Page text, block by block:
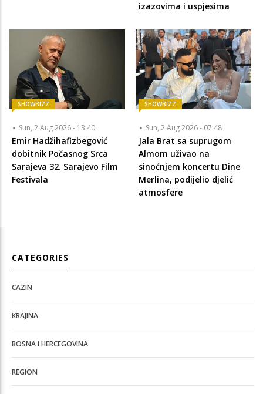
izazovima i uspjesima
SHOWBIZZ
Sun, 2 Aug 2026 - 13:40
Emir Hadžihafizbegović
dobitnik Počasnog Srca
Sarajeva 32. Sarajevo Film
Festivala
SHOWBIZZ
Sun, 2 Aug 2026 - 07:48
Jala Brat sa suprugom
Almom uživao na
sinoćnjem koncertu Dine
Merlina, podijelio djelić
atmosfere
CATEGORIES
CAZIN
KRAJINA
BOSNA I HERCEGOVINA
REGION